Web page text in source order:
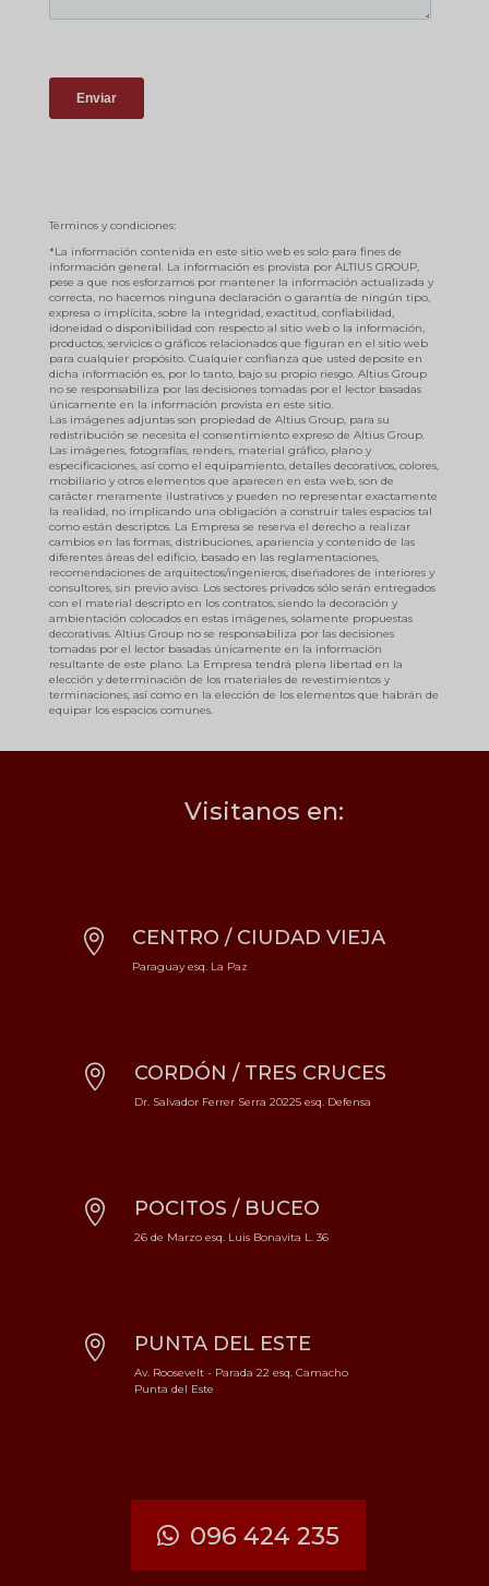
Términos y condiciones:
*La información contenida en este sitio web es solo para fines de
información general. La información es provista por ALTIUS GROUP,
pese a que nos esforzamos por mantener la información actualizada y
correcta, no hacemos ninguna declaración o garantía de ningún tipo,
expresa o implícita, sobre la integridad, exactitud, confiabilidad,
idoneidad o disponibilidad con respecto al sitio web o la información,
productos, servicios o gráficos relacionados que figuran en el sitio web
para cualquier propósito. Cualquier confianza que usted deposite en
dicha información es, por lo tanto, bajo su propio riesgo. Altius Group
no se responsabiliza por las decisiones tomadas por el lector basadas
únicamente en la información provista en este sitio.
Las imágenes adjuntas son propiedad de Altius Group, para su
redistribución se necesita el consentimiento expreso de Altius Group.
Las imágenes, fotografías, renders, material gráfico, plano y
especificaciones, así como el equipamiento, detalles decorativos, colores,
mobiliario y otros elementos que aparecen en esta web, son de
carácter meramente ilustrativos y pueden no representar exactamente
la realidad, no implicando una obligación a construir tales espacios tal
como están descriptos. La Empresa se reserva el derecho a realizar
cambios en las formas, distribuciones, apariencia y contenido de las
diferentes áreas del edificio, basado en las reglamentaciones,
recomendaciones de arquitectos/ingenieros, diseñadores de interiores y
consultores, sin previo aviso. Los sectores privados sólo serán entregados
con el material descripto en los contratos, siendo la decoración y
ambientación colocados en estas imágenes, solamente propuestas
decorativas. Altius Group no se responsabiliza por las decisiones
tomadas por el lector basadas únicamente en la información
resultante de este plano. La Empresa tendrá plena libertad en la
elección y determinación de los materiales de revestimientos y
terminaciones, así como en la elección de los elementos que habrán de
equipar los espacios comunes.
Visitanos en:
 CENTRO / CIUDAD VIEJA
Paraguay esq. La Paz
 CORDÓN / TRES CRUCES
Dr. Salvador Ferrer Serra 20225 esq. Defensa
 POCITOS / BUCEO
26 de Marzo esq. Luis Bonavita L. 36
 PUNTA DEL ESTE
Av. Roosevelt - Parada 22 esq. Camacho
Punta del Este
096 424 235